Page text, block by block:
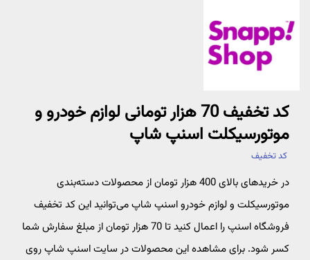
کد تخفیف 70 هزار تومانی لوازم خودرو و
موتورسیکلت اسنپ شاپ
کد تخفیف
در خریدهای بالای 400 هزار تومان از محصولات دسته‌بندی
موتورسیکلت و لوازم خودرو اسنپ شاپ می‌توانید این کد تخفیف
فروشگاه اسنپ را اعمال کنید تا 70 هزار تومان از مبلغ سفارش شما
کسر شود. برای مشاهده این محصولات در سایت اسنپ شاپ روی